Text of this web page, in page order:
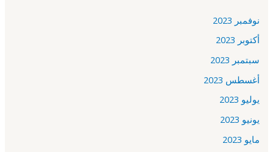
نوفمبر 2023
أكتوبر 2023
سبتمبر 2023
أغسطس 2023
يوليو 2023
يونيو 2023
مايو 2023